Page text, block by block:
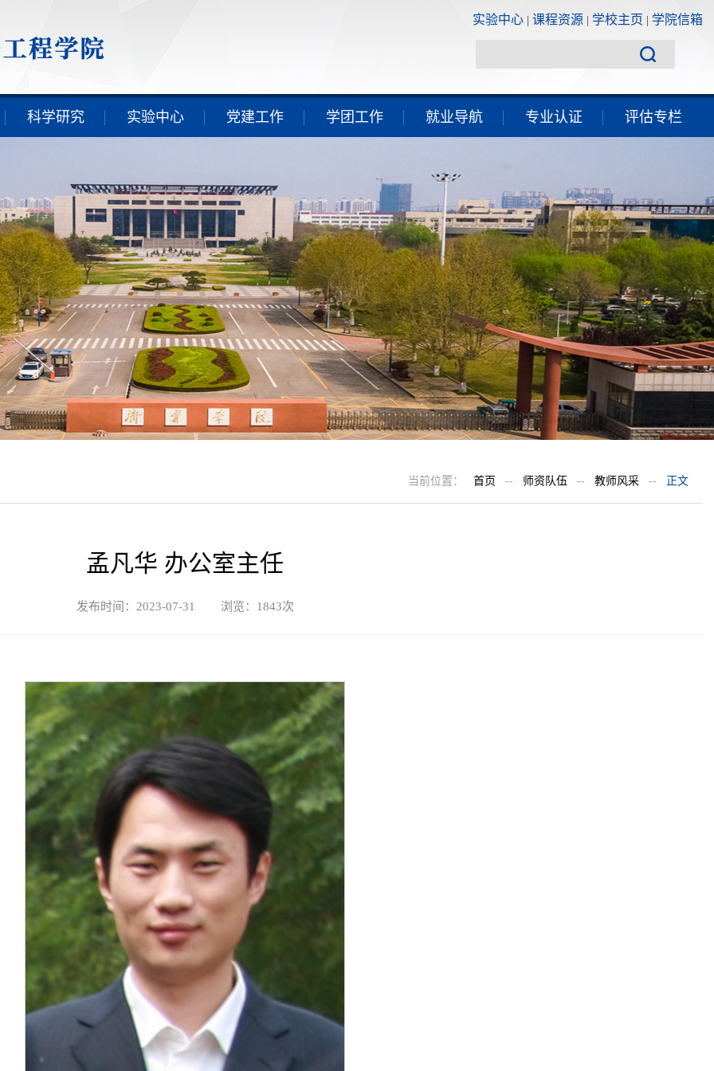
实验中心 课程资源 学校主页 学院信箱
科学研究 实验中心 党建工作 学团工作 就业导航 专业认证 评估专栏
当前位置： 首页 -- 师资队伍 -- 教师风采 -- 正文
孟凡华 办公室主任
发布时间：2023-07-31 浏览： 1843次